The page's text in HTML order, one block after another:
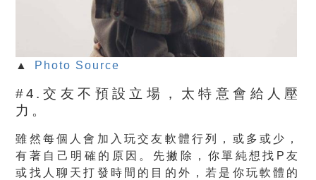
▲ Photo Source
#4.交友不預設立場，太特意會給人壓
力。
雖然每個人會加入玩交友軟體行列，或多或少，
有著自己明確的原因。先撇除，你單純想找P友
或找人聊天打發時間的目的外，若是你玩軟體的